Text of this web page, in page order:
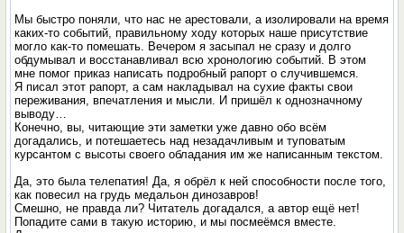
Мы быстро поняли, что нас не арестовали, а изолировали на время
каких-то событий, правильному ходу которых наше присутствие
могло как-то помешать. Вечером я засыпал не сразу и долго
обдумывал и восстанавливал всю хронологию событий. В этом
мне помог приказ написать подробный рапорт о случившемся.
Я писал этот рапорт, а сам накладывал на сухие факты свои
переживания, впечатления и мысли. И пришёл к однозначному
выводу…
Конечно, вы, читающие эти заметки уже давно обо всём
догадались, и потешаетесь над незадачливым и туповатым
курсантом с высоты своего обладания им же написанным текстом.
Да, это была телепатия! Да, я обрёл к ней способности после того,
как повесил на грудь медальон динозавров!
Смешно, не правда ли? Читатель догадался, а автор ещё нет!
Попадите сами в такую историю, и мы посмеёмся вместе.